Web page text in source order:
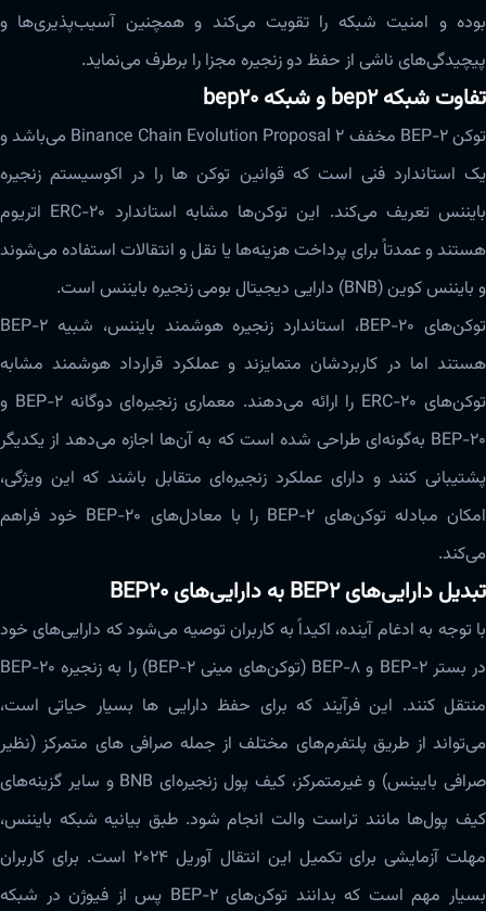
بوده و امنیت شبکه را تقویت می‌کند و همچنین آسیب‌‌پذیری‌ها و
پیچیدگی‌های ناشی از حفظ دو زنجیره مجزا را برطرف می‌نماید.
تفاوت شبکه bep2 و شبکه bep20
توکن BEP-2 مخفف Binance Chain Evolution Proposal 2 ‌‌‌می‌باشد و
یک استاندارد فنی است که قوانین توکن ها را در اکوسیستم زنجیره
بایننس تعریف می‌کند. این توکن‌ها مشابه استاندارد ERC-20 اتریوم
هستند و عمدتاً برای پرداخت هزینه‌ها یا نقل و انتقالات استفاده می‌شوند
و بایننس کوین (BNB) دارایی دیجیتال بومی زنجیره‌ بایننس است.
توکن‌های BEP-20، استاندارد زنجیره هوشمند بایننس، شبیه BEP-2
هستند اما در کاربردشان متمایزند و عملکرد قرارداد هوشمند مشابه
توکن‌های ERC-20 را ارائه می‌دهند. معماری زنجیره‌ای دوگانه BEP-2 و
BEP-20 به‌گونه‌ای طراحی شده است که به آن‌ها اجازه می‌دهد از یکدیگر
پشتیبانی کنند و دارای عملکرد زنجیره‌ای متقابل باشند که این ویژگی،
امکان مبادله توکن‌های BEP-2 را با معادل‌های BEP-20 خود فراهم
می‌کند.
تبدیل دارایی‌های BEP2 به دارایی‌های BEP20
با توجه به ادغام آینده، اکیداً به کاربران توصیه می‌شود که دارایی‌های خود
در بستر BEP-2 و BEP-8 (توکن‌های مینی BEP-2) را به زنجیره‌ BEP-20
منتقل کنند. این فرآیند که برای حفظ دارایی ها بسیار حیاتی است،
می‌تواند از طریق پلتفرم‌های مختلف از جمله صرافی های متمرکز (نظیر
صرافی بایینس) و غیرمتمرکز، کیف پول زنجیره‌ای BNB و سایر گزینه‌های
کیف پول‌ها مانند تراست والت انجام شود. طبق بیانیه‌ شبکه بایننس،
مهلت آزمایشی برای تکمیل این انتقال آوریل 2024 است. برای کاربران
بسیار مهم است که بدانند توکن‌های BEP-2‌‌‌ پس از فیوژن در شبکه